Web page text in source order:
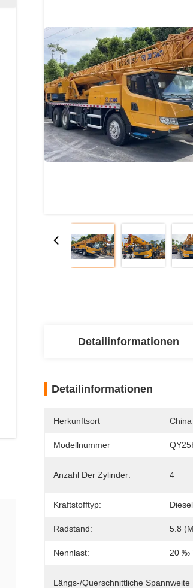
Detailinformationen
Detailinformationen
Herkunftsort China
Modellnummer
Anzahl Der Zylinder: 4
Kraftstofftyp:
Radstand: 5.8
Nennlast: 20 ‰
Längs-/querschnittliche Spannweite